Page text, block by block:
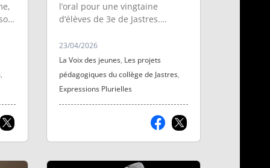
,
l’oral pour une vingtaine
d’élèves de 3e de Jastres.
comment réviser efficacement
ou comment être performant le
jour J.
23/04/2026
La Voix des jeunes, Les projets
pédagogiques du collège de Jastres,
Expressions Plurielles